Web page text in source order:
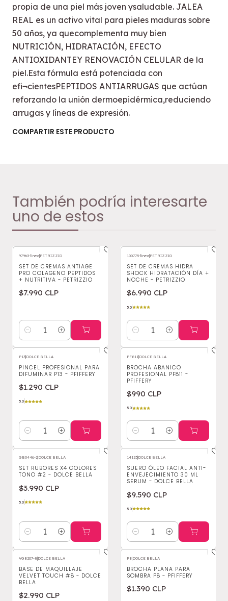
propia de una piel más joven ysaludable. JALEA
REAL es un activo vital para pieles maduras sobre
50 años, ya quecomplementa muy bien
NUTRICIÓN, HIDRATACIÓN, EFECTO
ANTIOXIDANTEY RENOVACIÓN CELULAR de la
piel.Esta fórmula está potenciada con
efi¬cientesPEPTIDOS ANTIARRUGAS que actúan
reforzando la unión dermoepidérmica,reduciendo
arrugas y líneas de expresión.
COMPARTIR ESTE PRODUCTO
También podría interesarte
uno de estos
97963-linea|PETRIZZIO
SET DE CREMAS ANTIAGE
PRO COLAGENO PEPTIDOS
+ NUTRITIVA - PETRIZZIO
$7.990 CLP
Cantidad
100775-linea|PETRIZZIO
SET DE CREMAS HIDRA
SHOCK HIDRATACIÓN DÍA +
NOCHE - PETRIZZIO
$6.990 CLP
5.0
Cantidad
P13|DOLCE BELLA
PINCEL PROFESIONAL PARA
DIFUMINAR P13 - PFIFFERY
$1.290 CLP
5.0
Cantidad
PF811|DOLCE BELLA
BROCHA ABANICO
PROFESIONAL PF811 -
PFIFFERY
$990 CLP
5.0
Cantidad
GB0446-2|DOLCE BELLA
SET RUBORES X4 COLORES
TONO #2 - DOLCE BELLA
$3.990 CLP
5.0
Cantidad
14123|DOLCE BELLA
SUERO ÓLEO FACIAL ANTI-
ENVEJECIMIENTO 30 ML
SERUM - DOLCE BELLA
$9.590 CLP
5.0
Cantidad
VG8207-8|DOLCE BELLA
BASE DE MAQUILLAJE
VELVET TOUCH #8 - DOLCE
BELLA
$2.990 CLP
P8|DOLCE BELLA
BROCHA PLANA PARA
SOMBRA P8 - PFIFFERY
$1.390 CLP